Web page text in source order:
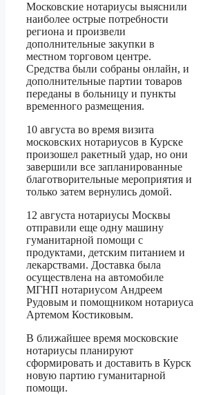
Московские нотариусы выяснили
наиболее острые потребности
региона и произвели
дополнительные закупки в
местном торговом центре.
Средства были собраны онлайн, и
дополнительные партии товаров
переданы в больницу и пункты
временного размещения.
10 августа во время визита
московских нотариусов в Курске
произошел ракетный удар, но они
завершили все запланированные
благотворительные мероприятия и
только затем вернулись домой.
12 августа нотариусы Москвы
отправили еще одну машину
гуманитарной помощи с
продуктами, детским питанием и
лекарствами. Доставка была
осуществлена на автомобиле
МГНП нотариусом Андреем
Рудовым и помощником нотариуса
Артемом Костиковым.
В ближайшее время московские
нотариусы планируют
сформировать и доставить в Курск
новую партию гуманитарной
помощи.